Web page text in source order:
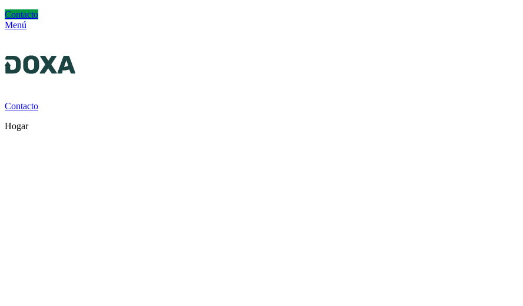
Contacto
Menú
Contacto
Hogar